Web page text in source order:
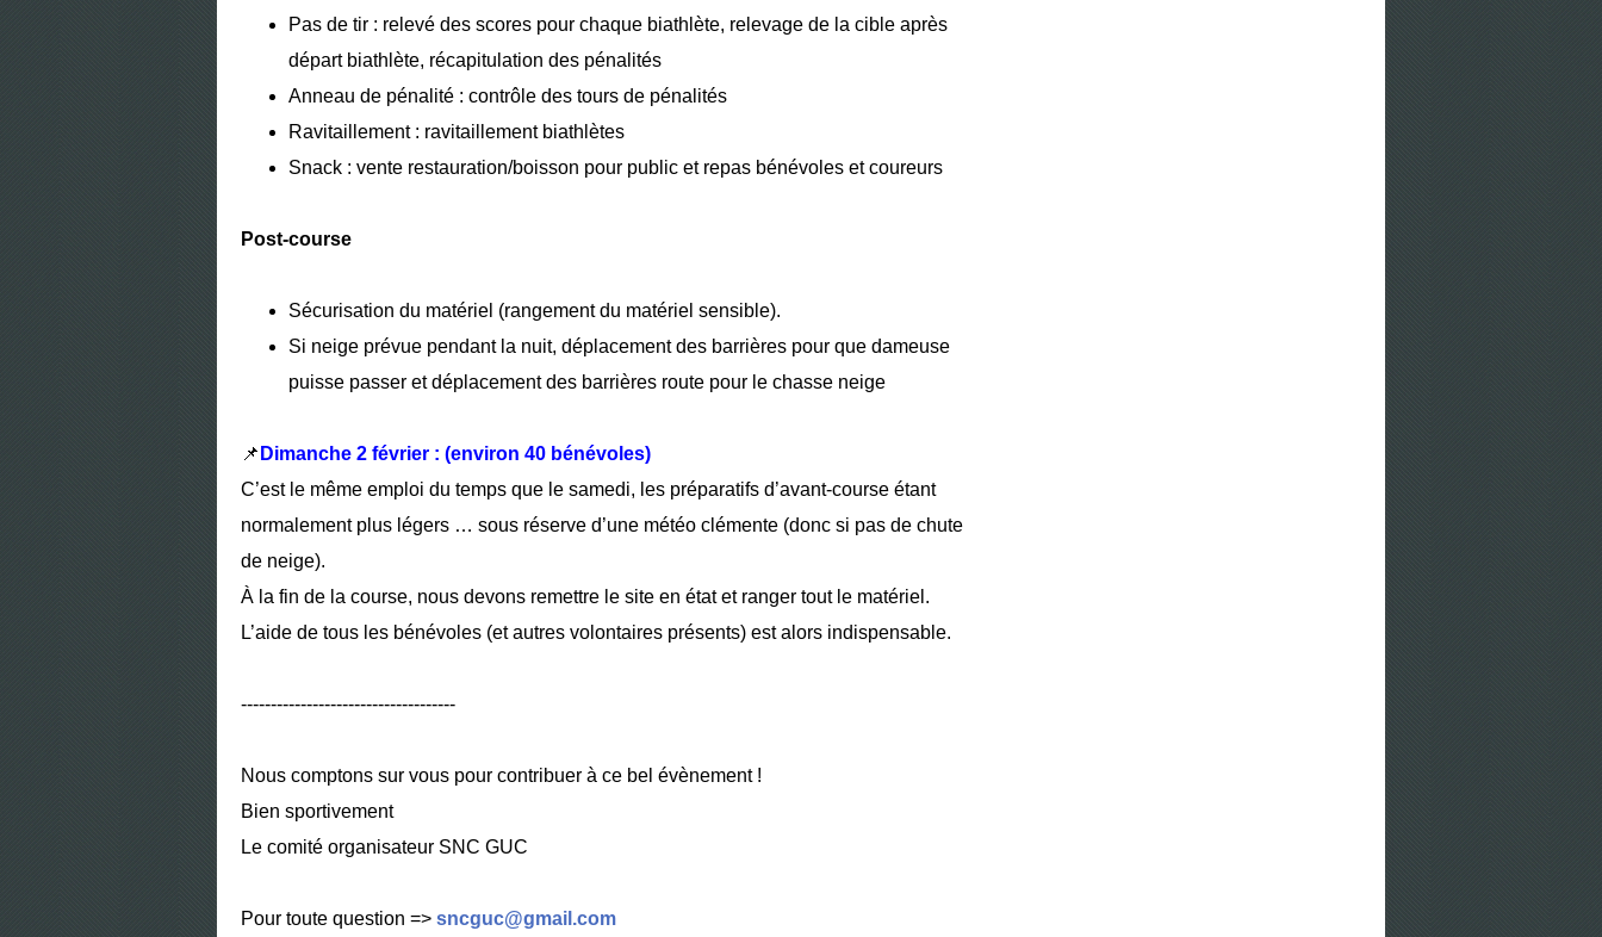
Pas de tir : relevé des scores pour chaque biathlète, relevage de la cible après
départ biathlète, récapitulation des pénalités
Anneau de pénalité : contrôle des tours de pénalités
Ravitaillement : ravitaillement biathlètes
Snack : vente restauration/boisson pour public et repas bénévoles et coureurs
Post-course
Sécurisation du matériel (rangement du matériel sensible).
Si neige prévue pendant la nuit, déplacement des barrières pour que dameuse
puisse passer et déplacement des barrières route pour le chasse neige
📌 Dimanche 2 février : (environ 40 bénévoles)
C’est le même emploi du temps que le samedi, les préparatifs d’avant-course étant
normalement plus légers … sous réserve d’une météo clémente (donc si pas de chute
de neige).
À la fin de la course, nous devons remettre le site en état et ranger tout le matériel.
L’aide de tous les bénévoles (et autres volontaires présents) est alors indispensable.
------------------------------------
Nous comptons sur vous pour contribuer à ce bel évènement !
Bien sportivement
Le comité organisateur SNC GUC
Pour toute question => sncguc@gmail.com